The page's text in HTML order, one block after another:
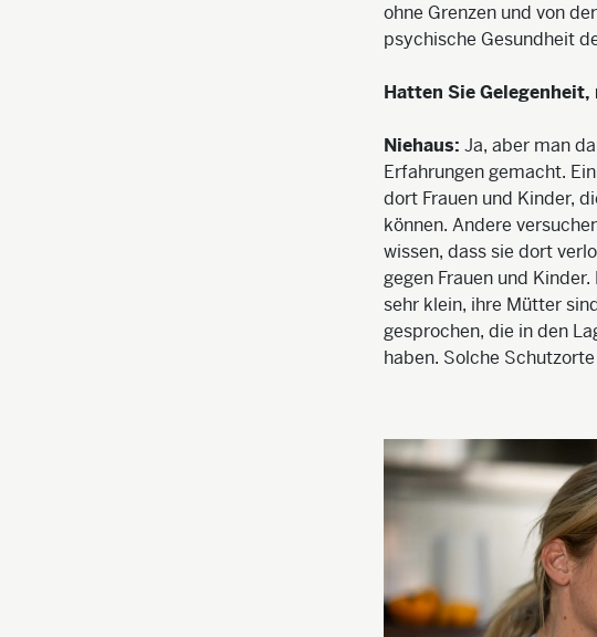
ohne Grenzen und von
psychische Gesundheit
Hatten Sie
Niehaus: Ja, aber man
Erfahrungen gemacht.
dort Frauen und Kinder,
können. Andere
wissen, dass sie dort
gegen Frauen und
sehr klein, ihre Mütter
gesprochen, die in den
haben. Solche